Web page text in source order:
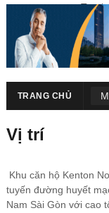
kiến
hàng
TRANG CHỦ
Vị trí
Khu căn hộ Kenton
tuyến đường huyết
Nam Sài Gòn với cao